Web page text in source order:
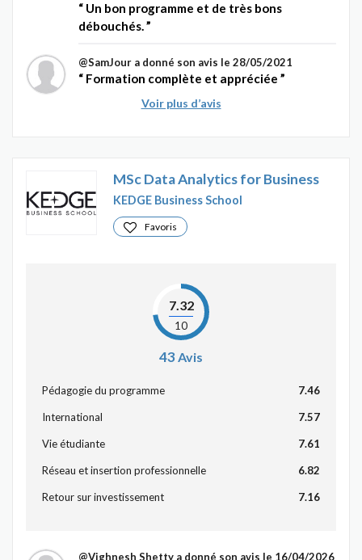
Un bon programme et de très bons
débouchés.
@SamJour a donné son avis le 28/05/2021
Formation complète et appréciée
Voir plus d’avis
MSc Data Analytics for Business
KEDGE Business School
Favoris
7.32
10
43Avis
Pédagogie du programme 7.46
International 7.57
Vie étudiante 7.61
Réseau et insertion professionnelle 6.82
Retour sur investissement 7.16
@Vighnesh Shetty a donné son avis le 16/04/2026